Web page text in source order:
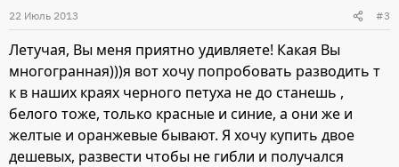
22 Июль 2013 #3
Летучая, Вы меня приятно удивляете! Какая Вы
многогранная)))я вот хочу попробовать разводить т
к в наших краях черного петуха не до станешь ,
белого тоже, только красные и синие, а они же и
желтые и оранжевые бывают. Я хочу купить двое
дешевых, развести чтобы не гибли и получался